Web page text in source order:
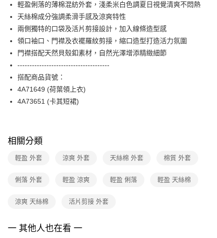
上海商業儲蓄銀行
台北富邦商業銀行
國泰世華商業銀行
兆豐國際商業銀行
臺灣中小企業銀行
台中商業銀行
匯豐（台灣）商業銀行
華泰商業銀行
聯邦商業銀行
遠東國際商業銀行
元大商業銀行
永豐商業銀行
玉山商業銀行
台新國際商業銀行
台灣樂天信用卡公司
LINE Pay
Apple Pay
街口支付
【關於「AFTEE先享後付」】
AFTEE先享後付是「在收到商品之後才付款」的支付方式。 讓您購物簡單
便利好安心！
【「AFTEE先享後付」結帳流程】
結帳頁面，進行簡訊認證並確認金額後，即可完成結帳。
３．收到繳費通知簡訊後14天內，點擊此簡訊中的連結，可透過四大超商／
購買商品的店家。未經商家同意取消之訂單仍視為有效，需透過AFTEE先享
※ 交易是否成功請以「AFTEE先享後付 」之結帳頁面顯示為準，若有關於
是否繳費成功／繳費後需取消欲退款等相關疑問，請聯繫「AFTEE先享後付
ATM付款
每筆NT$90，滿NT$3,600(含以上)免運費
付款後全家FamilyMart取貨
每筆NT$90，滿NT$3,600(含以上)免運費
付款後7-11取貨
輕盈俐落的薄棉混紡外套，淺柔米白色調夏日視覺清爽不悶熱
天絲棉成分強調柔滑手感及涼爽特性
兩側獨特的口袋及活片剪接設計，加入線條造型感
領口袖口、門襟及衣襬羅紋剪接，縮口造型打造活力氛圍
門襟搭配天然貝殼釦素材，自然光澤增添精緻細節
--------------------------------------
搭配商品貨號：
4A71649 (荷葉領上衣)
4A73651 (卡其短裙)
相關分類
輕盈 外套 涼爽 外套 天絲棉 外套 棉質 外套
俐落 外套 輕盈 涼爽 輕盈 俐落 輕盈 天絲棉
涼爽 天絲棉 活片剪接 外套
一 其他人也在看 一